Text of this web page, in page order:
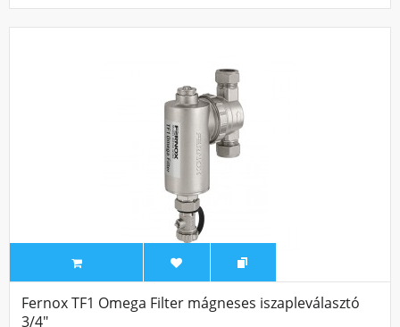
Fernox TF1 Omega Filter mágneses iszapleválasztó
3/4"